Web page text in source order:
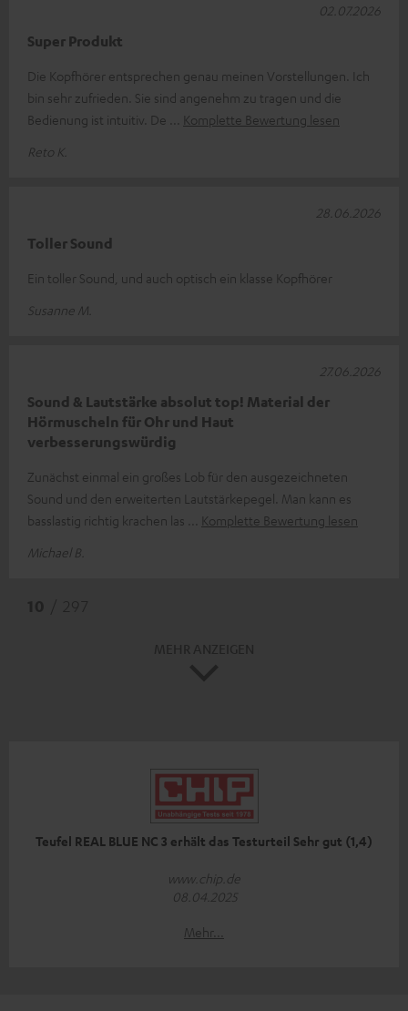
Super Produkt
Die Kopfhörer entsprechen genau meinen Vorstellungen. Ich
bin sehr zufrieden. Sie sind angenehm zu tragen und die
Bedienung ist intuitiv. De
Komplette Bewertung lesen
Reto K.
02.07.2026
Toller Sound
Ein toller Sound, und auch optisch ein klasse Kopfhörer
Susanne M.
28.06.2026
Sound & Lautstärke absolut top! Material der
Hörmuscheln für Ohr und Haut
verbesserungswürdig
Zunächst einmal ein großes Lob für den ausgezeichneten
Sound und den erweiterten Lautstärkepegel. Man kann es
basslastig richtig krachen las
Komplette Bewertung lesen
Michael B.
27.06.2026
Teufel REAL BLUE NC 3 erhält das Testurteil Sehr gut (1,4)
www.chip.de
08.04.2025
Mehr...